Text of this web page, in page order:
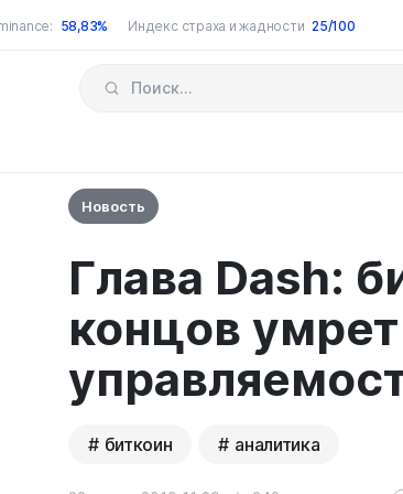
58,83% Индекс страха и жадности 25/100
Новость
Глава Dash:
концов
биткоин аналитика